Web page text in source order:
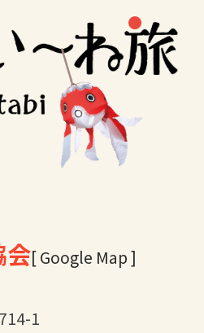
会[ Google Map ]
1